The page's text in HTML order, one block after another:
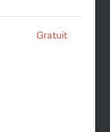
Gratuit